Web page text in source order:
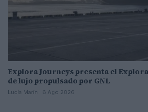
Explora Journeys presenta el
de lujo propulsado por GNL
Lucía Marín · 6 Ago 2026